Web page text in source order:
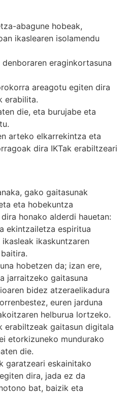
abagune hobeak,
ikaslearen isolamendu
eraginkortasuna
areagotu egiten dira
erabilita.
die, eta burujabe eta
arteko elkarrekintza eta
dira IKTak erabiltzeari
gako gaitasunak
eta hobekuntza
honako alderdi hauetan:
ekintzailetza espiritua
ikaskuntzaren
hobetzen da; izan ere,
jarraitzeko gaitasuna
bidez atzeraelikadura
euren jarduna
helburua lortzeko.
erabiltzeak gaitasun digitala
etorkizuneko mundurako
die.
garatzeari eskainitako
dira, jada ez da
bat, baizik eta